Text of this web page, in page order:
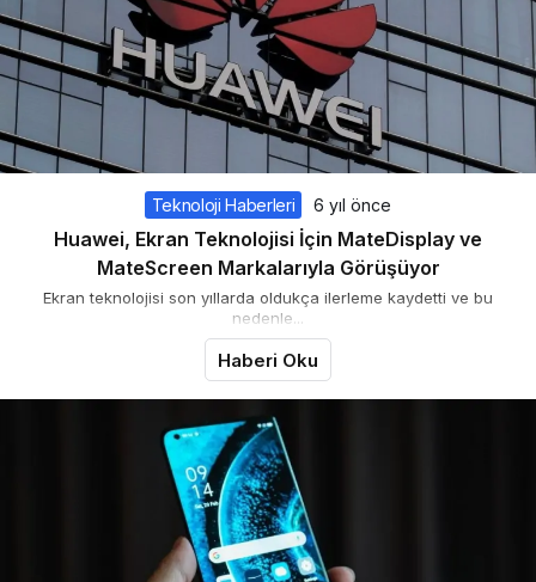
Teknoloji Haberleri 6 yıl önce
Huawei, Ekran Teknolojisi İçin MateDisplay ve
MateScreen Markalarıyla Görüşüyor
Ekran teknolojisi son yıllarda oldukça ilerleme kaydetti ve bu
nedenle...
Haberi Oku